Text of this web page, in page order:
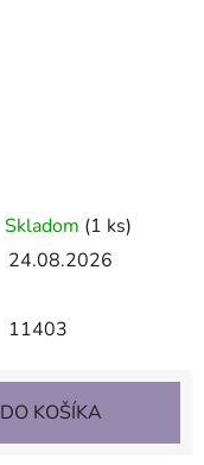
Skladom (1 ks)
24.08.2026
11403
DO KOŠÍKA